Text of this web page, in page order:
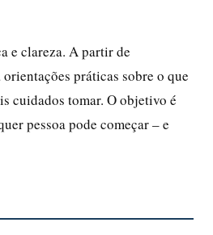
e clareza. A partir de
práticas sobre o que
cuidados tomar. O objetivo é
pessoa pode começar – e